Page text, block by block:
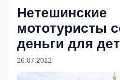
Нетешинские
мототуристы
деньги для
26.07.2012